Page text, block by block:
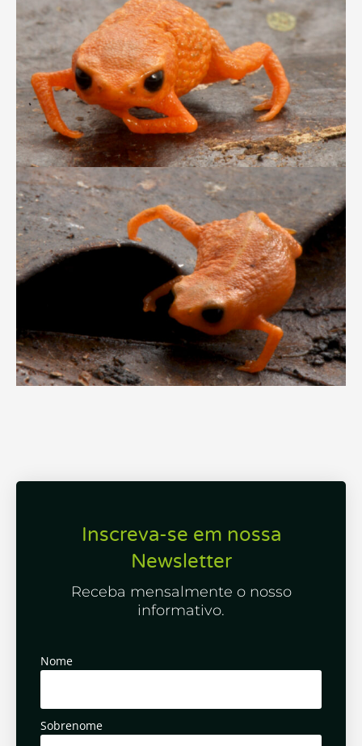
Inscreva-se em nossa
Newsletter
Receba mensalmente o nosso
informativo.
Nome
Sobrenome